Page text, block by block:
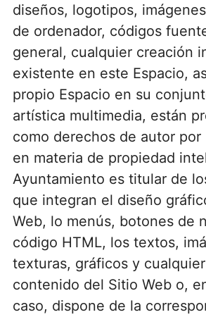
diseños, logotipos,
de ordenador, códigos
general, cualquier creación
existente en este Espacio,
propio Espacio en su
artística multimedia, están
como derechos de autor por
en materia de propiedad
Ayuntamiento es titular de
que integran el diseño
Web, lo menús, botones de
código HTML, los textos,
texturas, gráficos y
contenido del Sitio Web o,
caso, dispone de la